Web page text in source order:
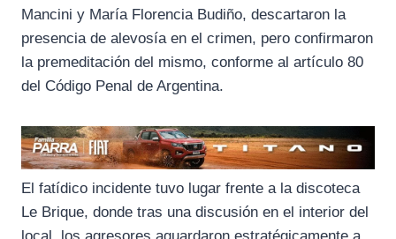
Mancini y María Florencia Budiño, descartaron la
presencia de alevosía en el crimen, pero confirmaron
la premeditación del mismo, conforme al artículo 80
del Código Penal de Argentina.
El fatídico incidente tuvo lugar frente a la discoteca
Le Brique, donde tras una discusión en el interior del